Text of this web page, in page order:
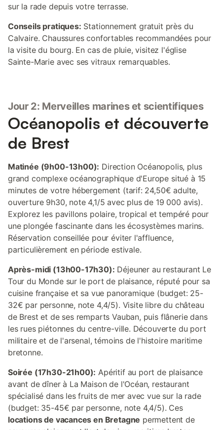
sur la rade depuis votre terrasse.
Conseils pratiques: Stationnement gratuit près du
Calvaire. Chaussures confortables recommandées pour
la visite du bourg. En cas de pluie, visitez l'église
Sainte-Marie avec ses vitraux remarquables.
Jour 2: Merveilles marines et scientifiques
Océanopolis et découverte
de Brest
Matinée (9h00-13h00): Direction Océanopolis, plus
grand complexe océanographique d'Europe situé à 15
minutes de votre hébergement (tarif: 24,50€ adulte,
ouverture 9h30, note 4,1/5 avec plus de 19 000 avis).
Explorez les pavillons polaire, tropical et tempéré pour
une plongée fascinante dans les écosystèmes marins.
Réservation conseillée pour éviter l'affluence,
particulièrement en période estivale.
Après-midi (13h00-17h30): Déjeuner au restaurant Le
Tour du Monde sur le port de plaisance, réputé pour sa
cuisine française et sa vue panoramique (budget: 25-
32€ par personne, note 4,4/5). Visite libre du château
de Brest et de ses remparts Vauban, puis flânerie dans
les rues piétonnes du centre-ville. Découverte du port
militaire et de l'arsenal, témoins de l'histoire maritime
bretonne.
Soirée (17h30-21h00): Apéritif au port de plaisance
avant de dîner à La Maison de l'Océan, restaurant
spécialisé dans les fruits de mer avec vue sur la rade
(budget: 35-45€ par personne, note 4,4/5). Ces
locations de vacances en Bretagne permettent de